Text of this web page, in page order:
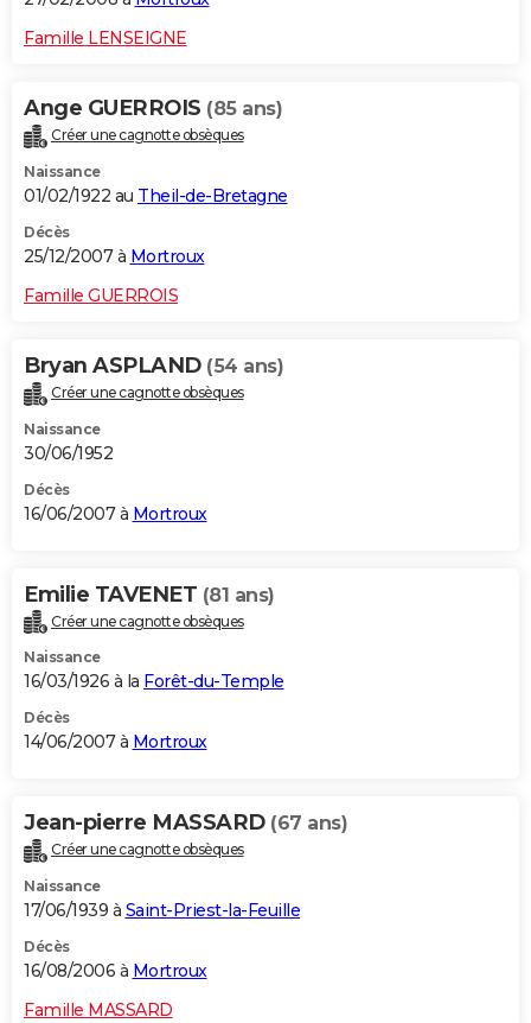
Famille LENSEIGNE
Ange GUERROIS (85 ans)
Créer une cagnotte obsèques
Naissance
01/02/1922 au Theil-de-Bretagne
Décès
25/12/2007 à Mortroux
Famille GUERROIS
Bryan ASPLAND (54 ans)
Créer une cagnotte obsèques
Naissance
30/06/1952
Décès
16/06/2007 à Mortroux
Emilie TAVENET (81 ans)
Créer une cagnotte obsèques
Naissance
16/03/1926 à la Forêt-du-Temple
Décès
14/06/2007 à Mortroux
Jean-pierre MASSARD (67 ans)
Créer une cagnotte obsèques
Naissance
17/06/1939 à Saint-Priest-la-Feuille
Décès
16/08/2006 à Mortroux
Famille MASSARD